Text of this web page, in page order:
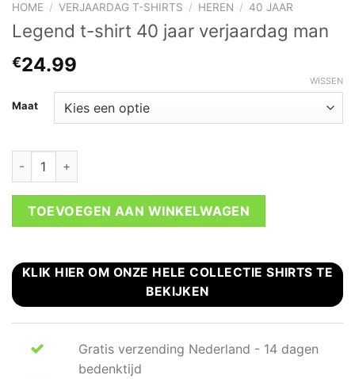
HOME / VERJAARDAG T-SHIRTS / HEREN / 40 JAAR
Legend t-shirt 40 jaar verjaardag man
€24.99
Maat
WISSEN
Legend t-shirt 40 jaar verjaardag man aantal
TOEVOEGEN AAN WINKELWAGEN
KLIK HIER OM ONZE HELE COLLECTIE SHIRTS TE
BEKIJKEN
Gratis verzending Nederland - 14 dagen
bedenktijd